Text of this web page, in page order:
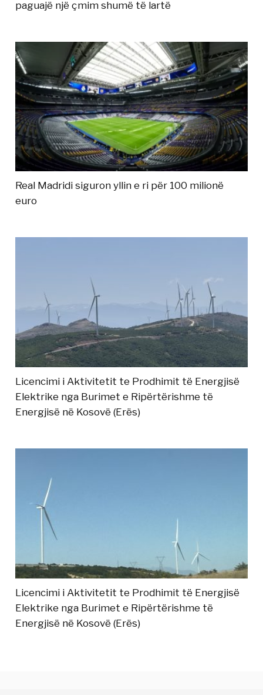
paguajë një çmim shumë të lartë
Real Madridi siguron yllin e ri për 100 milionë
euro
Licencimi i Aktivitetit te Prodhimit të Energjisë
Elektrike nga Burimet e Ripërtërishme të
Energjisë në Kosovë (Erës)
Licencimi i Aktivitetit te Prodhimit të Energjisë
Elektrike nga Burimet e Ripërtërishme të
Energjisë në Kosovë (Erës)